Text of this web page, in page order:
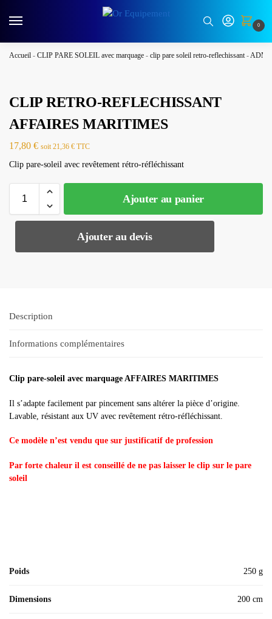
0
Accueil - CLIP PARE SOLEIL avec marquage - clip pare soleil retro-reflechissant-
CLIP RETRO-REFLECHISSANT
AFFAIRES MARITIMES
17,80 € soit 21,36 € TTC
Clip pare-soleil avec revêtement rétro-réfléchissant
Ajouter au panier
Ajouter au devis
Description
Informations complémentaires
Clip pare-soleil avec marquage AFFAIRES MARITIMES
Il s’adapte facilement par pincement sans altérer la pièce d’origine.
Lavable, résistant aux UV avec revêtement rétro-réfléchissant.
Ce modèle n’est vendu que sur justificatif de profession
Par forte chaleur il est conseillé de ne pas laisser le clip sur le pare
soleil
Poids 250 g
Dimensions 200 cm